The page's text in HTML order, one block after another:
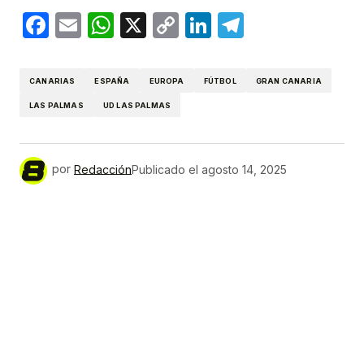
Facebook
EmailWhatsApp
X
CopyLinkedIn
CANARIAS ESPAÑA EUROPA FÚTBOL GRAN CANARIA
LAS PALMAS UD LAS PALMAS
por RedacciónPublicado el agosto 14, 2025